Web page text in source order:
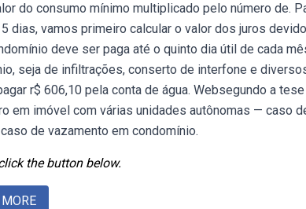
do consumo mínimo multiplicado pelo número de.
dias, vamos primeiro calcular o valor dos juros
deve ser paga até o quinto dia útil de cada
seja de infiltrações, conserto de interfone e
r$ 606,10 pela conta de água. Websegundo a tese
em imóvel com várias unidades autônomas — caso
de vazamento em condomínio.
the button below.